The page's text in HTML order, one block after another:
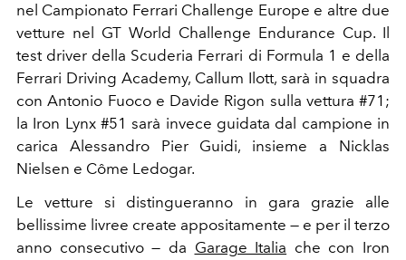
nel Campionato Ferrari Challenge Europe e altre due
vetture nel GT World Challenge Endurance Cup. Il
test driver della Scuderia Ferrari di Formula 1 e della
Ferrari Driving Academy, Callum Ilott, sarà in squadra
con Antonio Fuoco e Davide Rigon sulla vettura #71;
la Iron Lynx #51 sarà invece guidata dal campione in
carica Alessandro Pier Guidi, insieme a Nicklas
Nielsen e Côme Ledogar.
Le vetture si distingueranno in gara grazie alle
bellissime livree create appositamente — e per il terzo
anno consecutivo — da Garage Italia che con Iron